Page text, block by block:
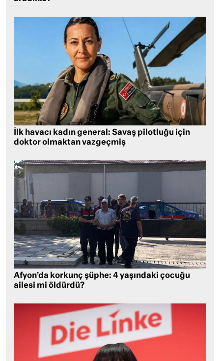
İlk havacı kadın general: Savaş pilotluğu için
doktor olmaktan vazgeçmiş
Afyon’da korkunç şüphe: 4 yaşındaki çocuğu
ailesi mi öldürdü?